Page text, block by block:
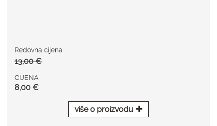
Redovna cijena
13,00 €
CIJENA
8,00 €
više o proizvodu